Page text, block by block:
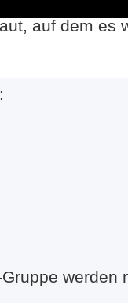
auf dem es
werden